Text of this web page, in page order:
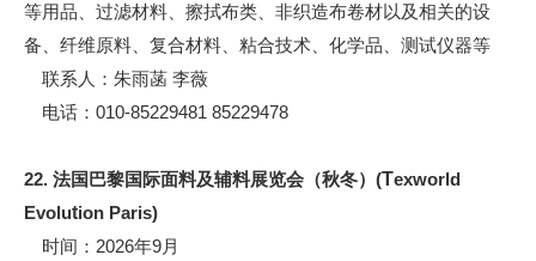
等用品、过滤材料、擦拭布类、非织造布卷材以及相关的设
备、纤维原料、复合材料、粘合技术、化学品、测试仪器等
联系人：朱雨菡 李薇
电话：010-85229481 85229478
22. 法国巴黎国际面料及辅料展览会（秋冬）(Texworld
Evolution Paris)
时间：2026年9月